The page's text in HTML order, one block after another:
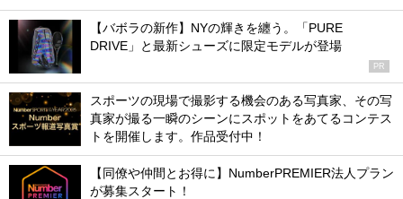
【バボラの新作】NYの輝きを纏う。「PURE
DRIVE」と最新シューズに限定モデルが登場
PR
スポーツの現場で撮影する機会のある写真家、その写
真家が撮る一瞬のシーンにスポットをあてるコンテス
トを開催します。作品受付中！
【同僚や仲間とお得に】NumberPREMIER法人プラン
が募集スタート！